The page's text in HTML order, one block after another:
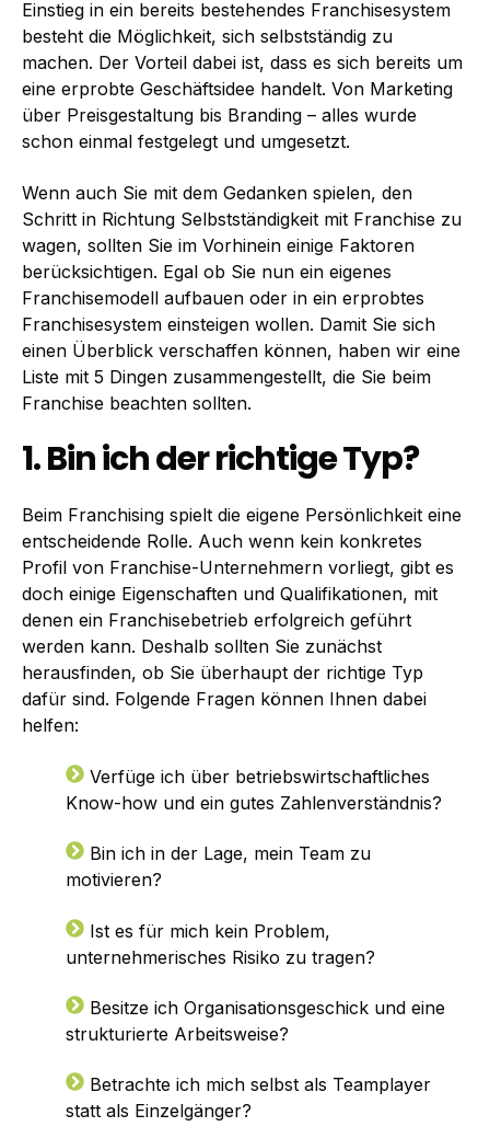
Einstieg in ein bereits bestehendes Franchisesystem
besteht die Möglichkeit, sich selbstständig zu
machen. Der Vorteil dabei ist, dass es sich bereits um
eine erprobte Geschäftsidee handelt. Von Marketing
über Preisgestaltung bis Branding – alles wurde
schon einmal festgelegt und umgesetzt.
Wenn auch Sie mit dem Gedanken spielen, den
Schritt in Richtung Selbstständigkeit mit Franchise zu
wagen, sollten Sie im Vorhinein einige Faktoren
berücksichtigen. Egal ob Sie nun ein eigenes
Franchisemodell aufbauen oder in ein erprobtes
Franchisesystem einsteigen wollen. Damit Sie sich
einen Überblick verschaffen können, haben wir eine
Liste mit 5 Dingen zusammengestellt, die Sie beim
Franchise beachten sollten.
1. Bin ich der richtige Typ?
Beim Franchising spielt die eigene Persönlichkeit eine
entscheidende Rolle. Auch wenn kein konkretes
Profil von Franchise-Unternehmern vorliegt, gibt es
doch einige Eigenschaften und Qualifikationen, mit
denen ein Franchisebetrieb erfolgreich geführt
werden kann. Deshalb sollten Sie zunächst
herausfinden, ob Sie überhaupt der richtige Typ
dafür sind. Folgende Fragen können Ihnen dabei
helfen:
Verfüge ich über betriebswirtschaftliches
Know-how und ein gutes Zahlenverständnis?
Bin ich in der Lage, mein Team zu
motivieren?
Ist es für mich kein Problem,
unternehmerisches Risiko zu tragen?
Besitze ich Organisationsgeschick und eine
strukturierte Arbeitsweise?
Betrachte ich mich selbst als Teamplayer
statt als Einzelgänger?